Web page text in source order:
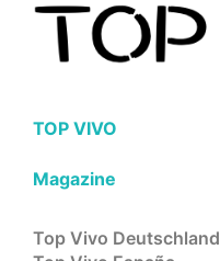
TOP VIVO
Magazine
Top Vivo Deutschland